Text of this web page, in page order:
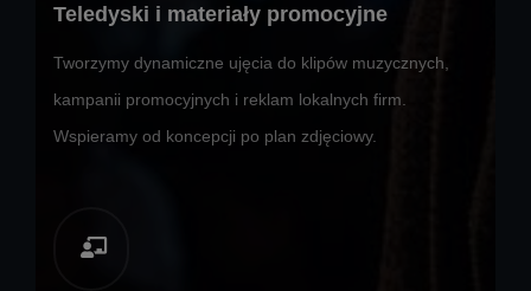
Teledyski i materiały promocyjne
Tworzymy dynamiczne ujęcia do klipów muzycznych,
kampanii promocyjnych i reklam lokalnych firm.
Wspieramy od koncepcji po plan zdjęciowy.